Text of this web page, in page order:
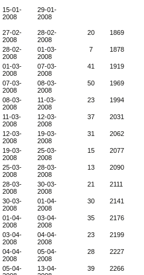
15-01-
2008
29-01-
2008
27-02-
2008
28-02-
2008
20 1869
28-02-
2008
01-03-
2008
7 1878
01-03-
2008
07-03-
2008
41 1919
07-03-
2008
08-03-
2008
50 1969
08-03-
2008
11-03-
2008
23 1994
11-03-
2008
12-03-
2008
37 2031
12-03-
2008
19-03-
2008
31 2062
19-03-
2008
25-03-
2008
15 2077
25-03-
2008
28-03-
2008
13 2090
28-03-
2008
30-03-
2008
21 2111
30-03-
2008
01-04-
2008
30 2141
01-04-
2008
03-04-
2008
35 2176
03-04-
2008
04-04-
2008
23 2199
04-04-
2008
05-04-
2008
28 2227
05-04-
13-04-
39 2266